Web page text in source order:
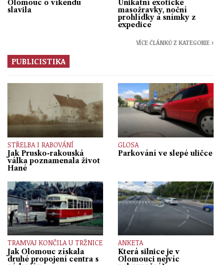
Olomouc o víkendu
slavila
Unikátní exotické
masožravky, noční
prohlídky a snímky z
expedice
VÍCE ČLÁNKŮ Z KATEGORIE ›
PUBLICISTIKA
STŘELBA I RABOVÁNÍ
Jak Prusko-rakouská
válka poznamenala život
Hané
GLOSA
Parkování ve slepé uličce
TRAMVAJ KONČILA U TRŽNICE
Jak Olomouc získala
druhé propojení centra s
ANKETA
Která silnice je v
Olomouci nejvíc